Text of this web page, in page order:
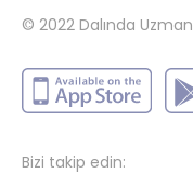
© 2022 Dalında Uzman
Bizi takip edin: